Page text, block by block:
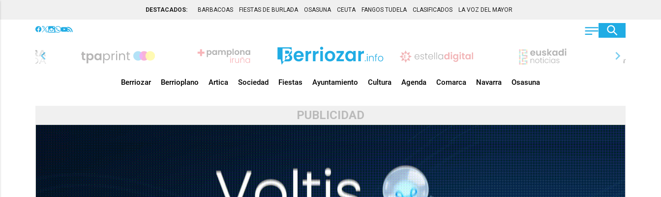
DESTACADOS: BARBACOAS FIESTAS DE BURLADA OSASUNA CEUTA FANGOS TUDELA CLASIFICADOS LA VOZ DEL MAYOR
chevron_left chevron_right
Berriozar Berrioplano Artica Sociedad Fiestas Ayuntamiento Cultura Agenda Comarca Navarra Osasuna
PUBLICIDAD